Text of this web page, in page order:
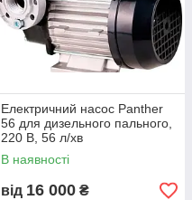
Електричний насос Panther
56 для дизельного пального,
220 В, 56 л/хв
В наявності
від 16 000 ₴